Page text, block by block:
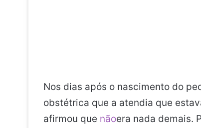
Nos dias após o nascimento do
obstétrica que a atendia que
afirmou que nãoera nada demais.